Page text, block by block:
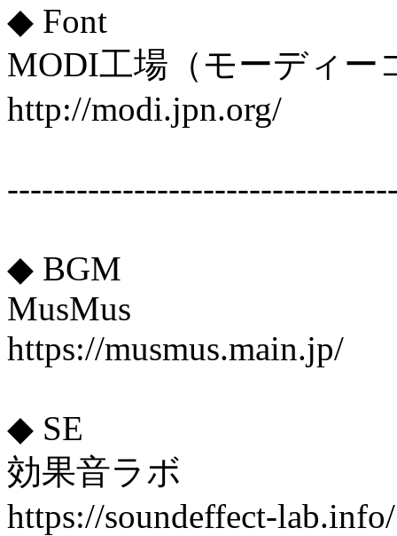
◆ Font
MODI工場（モーディー
http://modi.jpn.org/
◆ BGM
MusMus
https://musmus.main.jp/
◆ SE
効果音ラボ
https://soundeffect-lab.info/